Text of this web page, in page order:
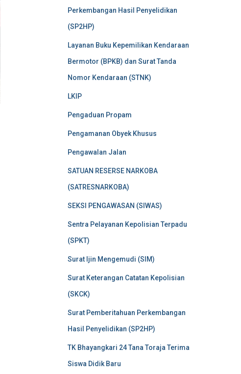
Perkembangan Hasil Penyelidikan
(SP2HP)
Layanan Buku Kepemilikan Kendaraan
Bermotor (BPKB) dan Surat Tanda
Nomor Kendaraan (STNK)
LKIP
Pengaduan Propam
Pengamanan Obyek Khusus
Pengawalan Jalan
SATUAN RESERSE NARKOBA
(SATRESNARKOBA)
SEKSI PENGAWASAN (SIWAS)
Sentra Pelayanan Kepolisian Terpadu
(SPKT)
Surat Ijin Mengemudi (SIM)
Surat Keterangan Catatan Kepolisian
(SKCK)
Surat Pemberitahuan Perkembangan
Hasil Penyelidikan (SP2HP)
TK Bhayangkari 24 Tana Toraja Terima
Siswa Didik Baru